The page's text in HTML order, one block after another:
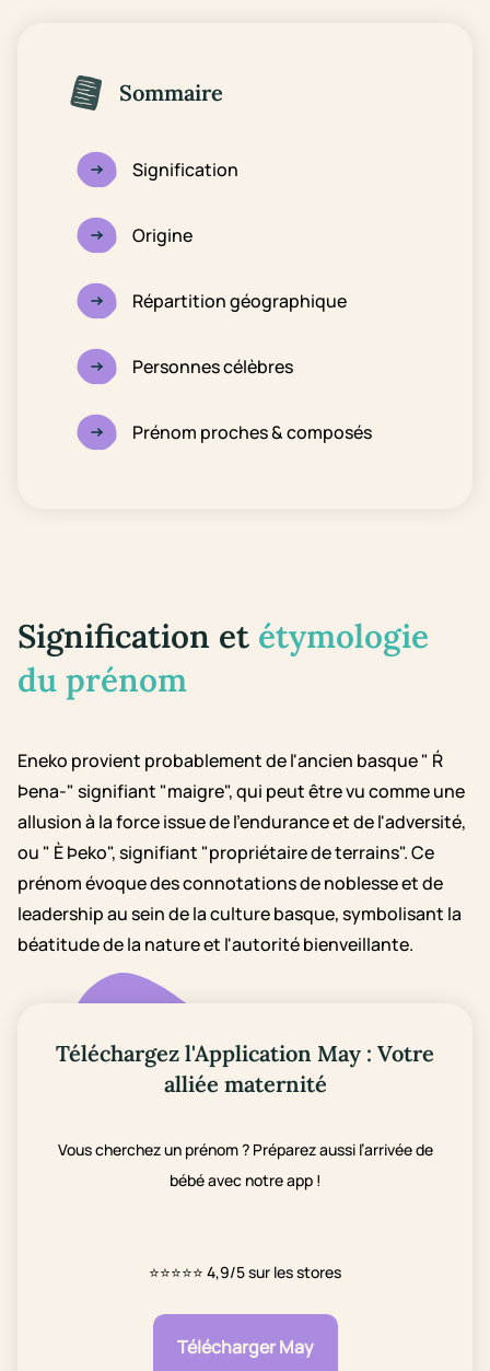
Sommaire
Signification
Origine
Répartition géographique
Personnes célèbres
Prénom proches & composés
Signification et étymologie
du prénom
Eneko provient probablement de l'ancien basque " Ŕ
Þena-" signifiant "maigre", qui peut être vu comme une
allusion à la force issue de l'endurance et de l'adversité,
ou " È Þeko", signifiant "propriétaire de terrains". Ce
prénom évoque des connotations de noblesse et de
leadership au sein de la culture basque, symbolisant la
béatitude de la nature et l'autorité bienveillante.
Téléchargez l'Application May : Votre
alliée maternité
Vous cherchez un prénom ? Préparez aussi l’arrivée de
bébé avec notre app !
⭐⭐⭐⭐⭐ 4,9/5 sur les stores
Télécharger May